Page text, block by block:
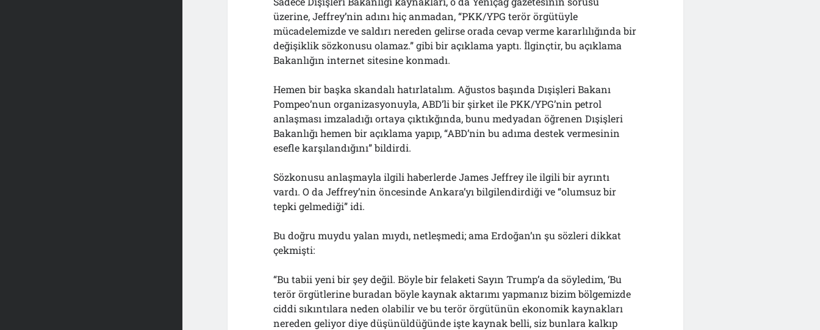
üzerine, Jeffrey’nin adını hiç anmadan, “PKK/YPG terör örgütüyle
mücadelemizde ve saldırı nereden gelirse orada cevap verme kararlılığında bir
değişiklik sözkonusu olamaz.” gibi bir açıklama yaptı. İlginçtir, bu açıklama
Bakanlığın internet sitesine konmadı.
Hemen bir başka skandalı hatırlatalım. Ağustos başında Dışişleri Bakanı
Pompeo’nun organizasyonuyla, ABD’li bir şirket ile PKK/YPG’nin petrol
anlaşması imzaladığı ortaya çıktıkğında, bunu medyadan öğrenen Dışişleri
Bakanlığı hemen bir açıklama yapıp, “ABD’nin bu adıma destek vermesinin
esefle karşılandığını” bildirdi.
Sözkonusu anlaşmayla ilgili haberlerde James Jeffrey ile ilgili bir ayrıntı
vardı. O da Jeffrey’nin öncesinde Ankara’yı bilgilendirdiği ve “olumsuz bir
tepki gelmediği” idi.
Bu doğru muydu yalan mıydı, netleşmedi; ama Erdoğan’ın şu sözleri dikkat
çekmişti:
“Bu tabii yeni bir şey değil. Böyle bir felaketi Sayın Trump’a da söyledim, ‘Bu
terör örgütlerine buradan böyle kaynak aktarımı yapmanız bizim bölgemizde
ciddi sıkıntılara neden olabilir ve bu terör örgütünün ekonomik kaynakları
nereden geliyor diye düşünüldüğünde işte kaynak belli, siz bunlara kalkıp